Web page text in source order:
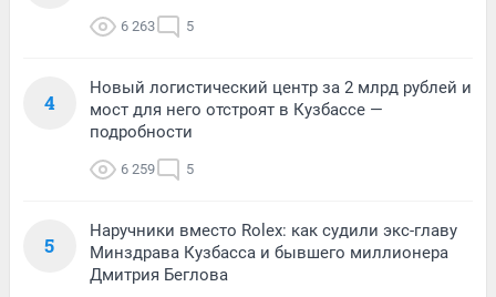
6 263 5
4
Новый логистический центр за 2 млрд рублей и
мост для него отстроят в Кузбассе —
подробности
6 259 5
5
Наручники вместо Rolex: как судили экс-главу
Минздрава Кузбасса и бывшего миллионера
Дмитрия Беглова